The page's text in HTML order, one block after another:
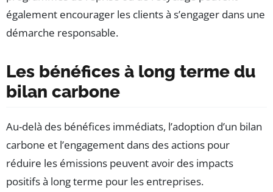
également encourager les clients à s’engager dans une
démarche responsable.
Les bénéfices à long terme du
bilan carbone
Au-delà des bénéfices immédiats, l’adoption d’un bilan
carbone et l’engagement dans des actions pour
réduire les émissions peuvent avoir des impacts
positifs à long terme pour les entreprises.